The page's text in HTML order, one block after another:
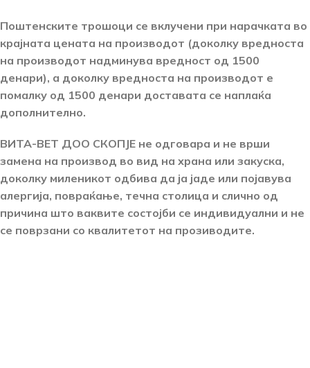
Поштенските трошоци се вклучени при нарачката во
крајната цената на производот (доколку вредноста
на производот надминува вредност од 1500
денари), а доколку вредноста на производот е
помалку од 1500 денари доставата се наплаќа
дополнително.
ВИТА-ВЕТ ДОО СКОПЈЕ не одговара и не врши
замена на производ во вид на храна или закуска,
доколку миленикот одбива да ја јаде или појавува
алергија, повраќање, течна столица и слично од
причина што ваквите состојби се индивидуални и не
се поврзани со квалитетот на прозиводите.